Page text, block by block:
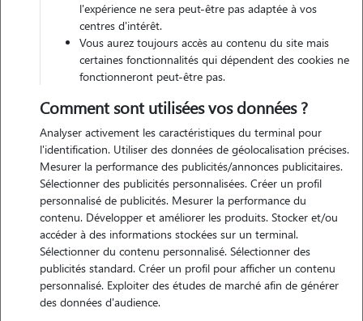
Testez Animaute pour la garde de votre
toutou
Grâce à son vaste réseau de dog sitters, Animaute vous permet
de trouver rapidement et facilement un gardien pour votre
Je découvre
Pourquoi préférer Animaute à la pension
l'expérience ne sera peut-être pas adaptée à vos
centres d'intérêt.
Vous aurez toujours accès au contenu du site mais
certaines fonctionnalités qui dépendent des cookies ne
fonctionneront peut-être pas.
Comment sont utilisées vos données ?
Analyser activement les caractéristiques du terminal pour
l'identification. Utiliser des données de géolocalisation précises.
Mesurer la performance des publicités/annonces publicitaires.
Sélectionner des publicités personnalisées. Créer un profil
personnalisé de publicités. Mesurer la performance du
contenu. Développer et améliorer les produits. Stocker et/ou
accéder à des informations stockées sur un terminal.
Sélectionner du contenu personnalisé. Sélectionner des
publicités standard. Créer un profil pour afficher un contenu
personnalisé. Exploiter des études de marché afin de générer
des données d'audience.